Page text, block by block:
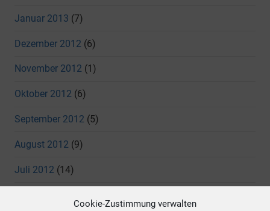
Cookie-Zustimmung verwalten
Januar 2013 (7)
Dezember 2012 (6)
November 2012 (1)
Oktober 2012 (6)
September 2012 (5)
August 2012 (9)
Juli 2012 (14)